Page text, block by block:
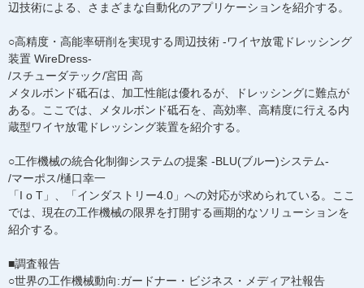
辺技術による、さまざまな自動化のアプリケーションを紹介する。
○高精度・高能率研削を実現する周辺技術 -ワイヤ放電ドレッシング
装置 WireDress-
/スチューダテック/宮田 高
メタルボンド砥石は、加工性能は優れるが、ドレッシングに難点が
ある。ここでは、メタルボンド砥石を、高効率、高精度に行える内
蔵型ワイヤ放電ドレッシング装置を紹介する。
○工作機械の統合化制御システムの提案 -BLU(ブルー)システム-
/マーポス/樋口幸一
「I o T」、「インダストリー4.0」への対応が求められている。ここ
では、現在の工作機械の限界を打開する画期的なソリューションを
紹介する。
■調査報告
○世界の工作機械動向:ガードナー・ビジネス・メディア社報告